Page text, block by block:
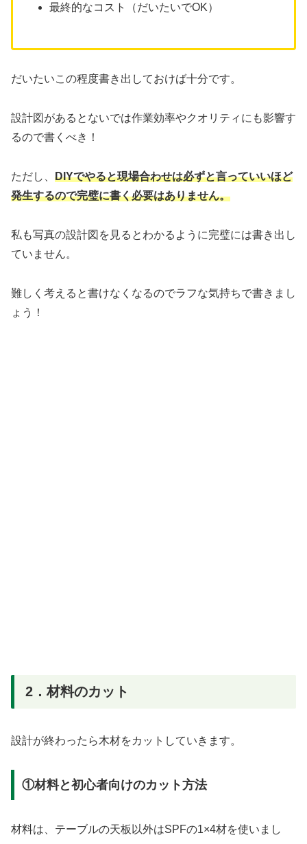
最終的なコスト（だいたいでOK）
だいたいこの程度書き出しておけば十分です。
設計図があるとないでは作業効率やクオリティにも影響す
るので書くべき！
ただし、 DIYでやると現場合わせは必ずと言っていいほど
発生するので完璧に書く必要はありません。
私も写真の設計図を見るとわかるように完璧には書き出し
ていません。
難しく考えると書けなくなるのでラフな気持ちで書きまし
ょう！
2．材料のカット
設計が終わったら木材をカットしていきます。
①材料と初心者向けのカット方法
材料は、テーブルの天板以外はSPFの1×4材を使いまし